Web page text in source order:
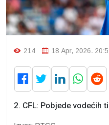
214 18 Apr, 2026.
2. CFL: Pobjede vodećih